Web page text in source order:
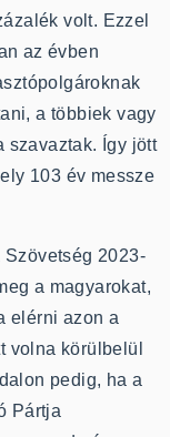
volt. Ezzel
az évben
a többiek vagy
szavaztak. Így jött
103 év messze
2023-
a magyarokat,
elérni azon a
volna körülbelül
pedig, ha a
Pártja